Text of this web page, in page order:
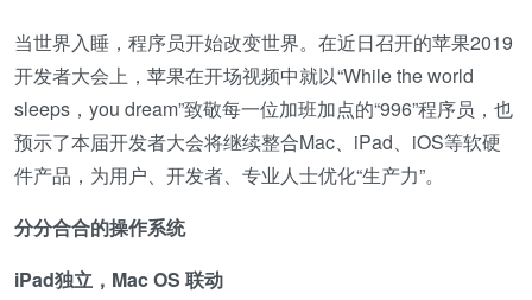
当世界入睡，程序员开始改变世界。在近日召开的苹果2019
开发者大会上，苹果在开场视频中就以“While the world
sleeps，you dream”致敬每一位加班加点的“996”程序员，也
预示了本届开发者大会将继续整合Mac、iPad、iOS等软硬
件产品，为用户、开发者、专业人士优化“生产力”。
分分合合的操作系统
iPad独立，Mac OS 联动